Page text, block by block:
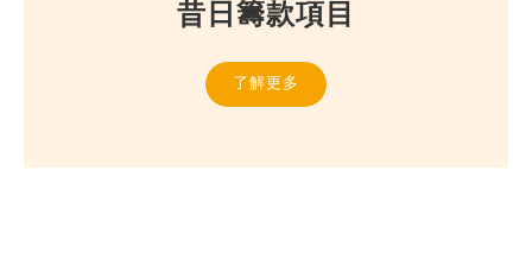
昔日籌款項目
了解更多